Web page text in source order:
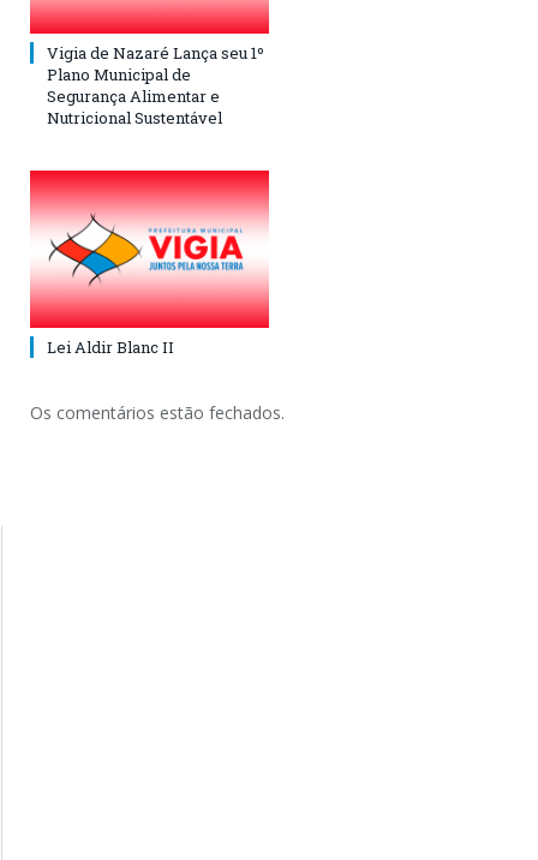
Vigia de Nazaré Lança seu 1º
Plano Municipal de
Segurança Alimentar e
Nutricional Sustentável
Lei Aldir Blanc II
Os comentários estão fechados.